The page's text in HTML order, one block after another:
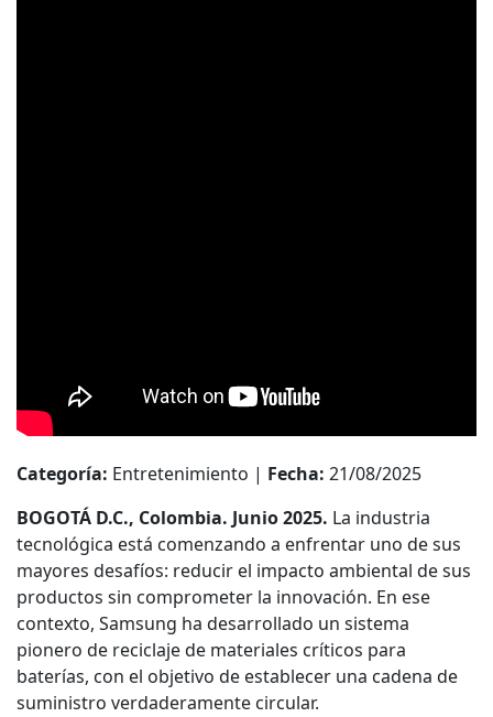
Categoría: Entretenimiento | Fecha: 21/08/2025
BOGOTÁ D.C., Colombia. Junio 2025. La industria
tecnológica está comenzando a enfrentar uno de sus
mayores desafíos: reducir el impacto ambiental de sus
productos sin comprometer la innovación. En ese
contexto, Samsung ha desarrollado un sistema
pionero de reciclaje de materiales críticos para
baterías, con el objetivo de establecer una cadena de
suministro verdaderamente circular.